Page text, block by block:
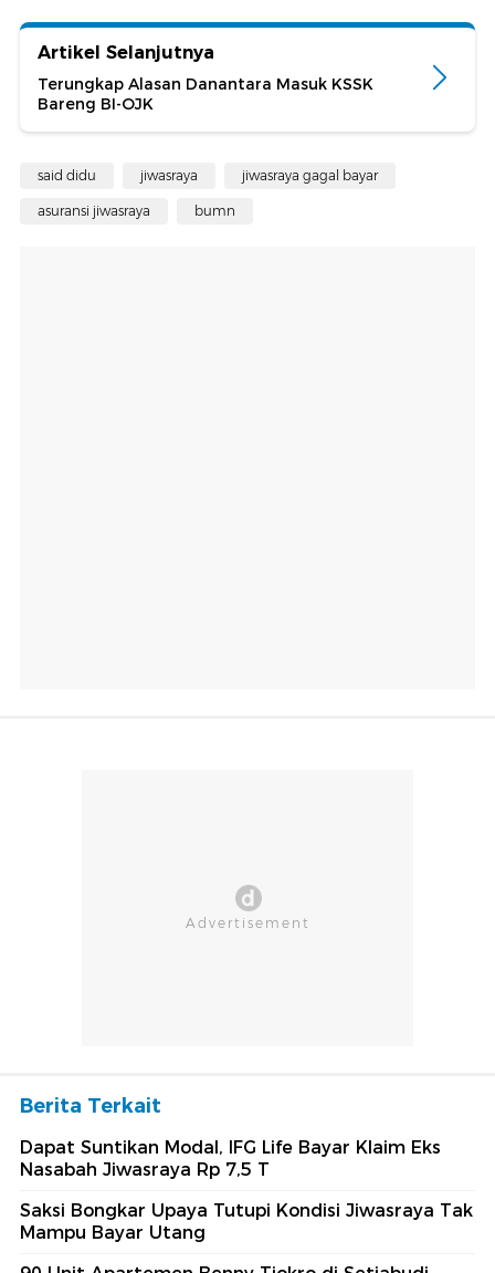
Artikel Selanjutnya
Terungkap Alasan Danantara Masuk KSSK
Bareng BI-OJK
said didu jiwasraya jiwasraya gagal bayar
asuransi jiwasraya bumn
Berita Terkait
Dapat Suntikan Modal, IFG Life Bayar Klaim Eks
Nasabah Jiwasraya Rp 7,5 T
Saksi Bongkar Upaya Tutupi Kondisi Jiwasraya Tak
Mampu Bayar Utang